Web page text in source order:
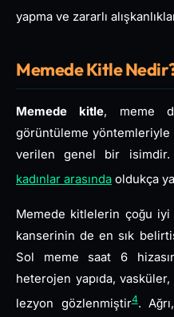
yapma ve zararlı
Memede Kitle
Memede kitle, meme
görüntüleme yöntemleriyle
verilen genel bir isimdir.
kadınlar arasında oldukça
Memede kitlelerin çoğu
kanserinin de en sık
Sol meme saat 6
heterojen yapıda,
lezyon gözlenmiştir4.